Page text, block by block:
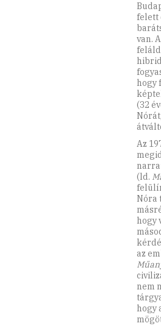
felett
van.
hogy
(32
Az
(ld.
Nóra
hogy
az
nem
hogy